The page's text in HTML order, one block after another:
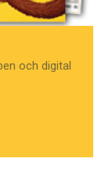
och digital